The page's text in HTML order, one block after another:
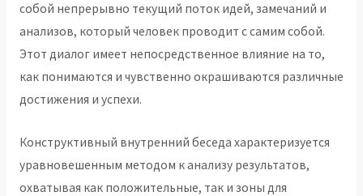
собой непрерывно текущий поток идей, замечаний и
анализов, который человек проводит с самим собой.
Этот диалог имеет непосредственное влияние на то,
как понимаются и чувственно окрашиваются различные
достижения и успехи.
Конструктивный внутренний беседа характеризуется
уравновешенным методом к анализу результатов,
охватывая как положительные, так и зоны для